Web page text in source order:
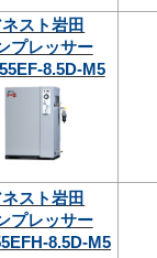
スト岩田
プレッサー
8.5D-M5
スト岩田
プレッサー
8.5D-M5